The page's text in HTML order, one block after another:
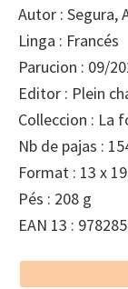
Autor : Segura,
Linga : Francés
Parucion : 09/
Editor : Plein
Colleccion : La
Nb de pajas :
Format : 13 x
Pés : 208 g
EAN 13 :
Footer